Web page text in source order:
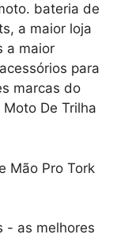
bateria de
a maior loja
a maior
para
marcas do
De Trilha
- as melhores